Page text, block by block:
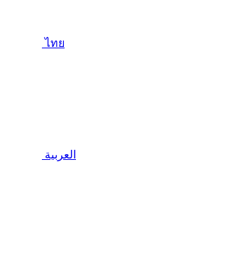
ไทย
العربية